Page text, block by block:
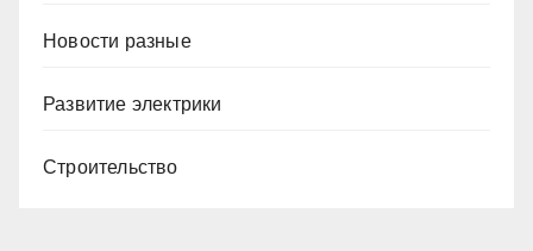
Новости разные
Развитие электрики
Строительство